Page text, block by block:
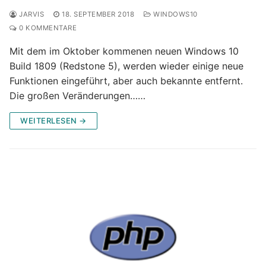
JARVIS 18. SEPTEMBER 2018
WINDOWS10
0 KOMMENTARE
Mit dem im Oktober kommenen neuen Windows 10
Build 1809 (Redstone 5), werden wieder einige neue
Funktionen eingeführt, aber auch bekannte entfernt.
Die großen Veränderungen……
WEITERLESEN →